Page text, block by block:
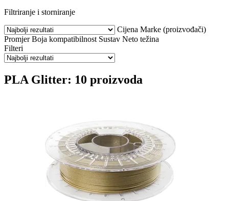
Filtriranje i storniranje
Cijena Marke (proizvođači)
Promjer Boja kompatibilnost Sustav Neto težina
Filteri
PLA Glitter: 10 proizvoda